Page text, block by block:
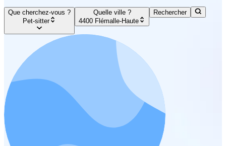
Que cherchez-vous ?
Pet-sitter
Quelle ville ?
4400 Flémalle-Haute
Rechercher